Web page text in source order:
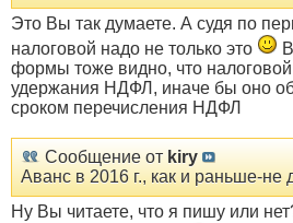
Это Вы так думаете. А судя по
налоговой надо не только это
формы тоже видно, что
удержания НДФЛ, иначе бы оно
сроком перечисления НДФЛ
Сообщение от kiry
Аванс в 2016 г., как и раньше-не
Ну Вы читаете, что я пишу или